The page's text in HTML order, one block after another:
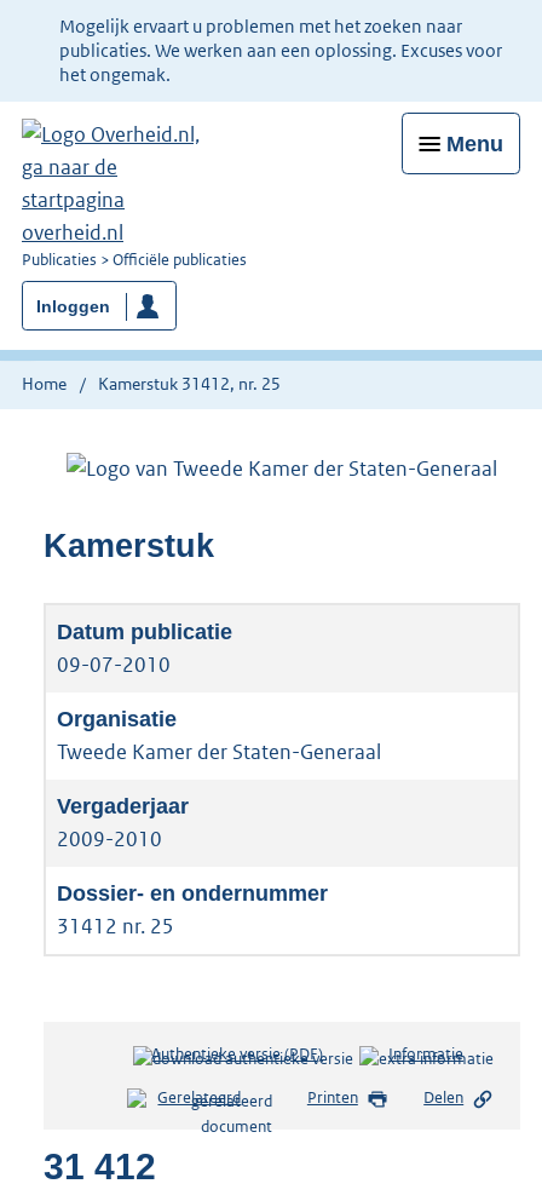
Ter
informatie:
Mogelijk ervaart u problemen met het zoeken naar
publicaties. We werken aan een oplossing. Excuses voor
het ongemak.
Menu
U
bent
nu
hier:
Publicaties Officiële publicaties
Inloggen
Home Kamerstuk 31412, nr. 25
Kamerstuk
09-07-2010
Tweede Kamer der Staten-Generaal
2009-2010
31412 nr. 25
Authentieke versie (PDF)b
s
Informatie
Gerelateerd Printen Delen
31 412